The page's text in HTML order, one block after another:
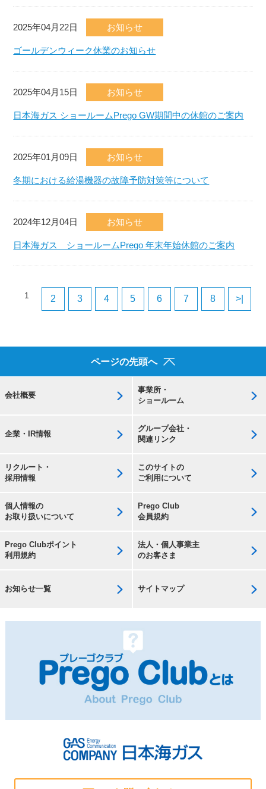
2025年04月22日 お知らせ
ゴールデンウィーク休業のお知らせ
2025年04月15日 お知らせ
日本海ガス ショールームPrego GW期間中の休館のご案内
2025年01月09日 お知らせ
冬期における給湯機器の故障予防対策等について
2024年12月04日 お知らせ
日本海ガス ショールームPrego 年末年始休館のご案内
1 2 3 4 5 6 7 8 >|
ページの先頭へ
会社概要
事業所・
ショールーム
企業・IR情報
グループ会社・
関連リンク
リクルート・
採用情報
このサイトの
ご利用について
個人情報の
お取り扱いについて
Prego Club
会員規約
Prego Clubポイント
利用規約
法人・個人事業主
のお客さま
お知らせ一覧 サイトマップ